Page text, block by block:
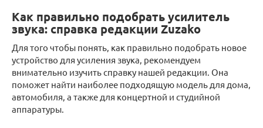
Как правильно подобрать усилитель
звука: справка редакции Zuzako
Для того чтобы понять, как правильно подобрать новое
устройство для усиления звука, рекомендуем
внимательно изучить справку нашей редакции. Она
поможет найти наиболее подходящую модель для дома,
автомобиля, а также для концертной и студийной
аппаратуры.